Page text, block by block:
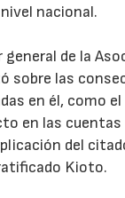
nacional.
de la
sobre las
en él, como
en las
del
Kioto.